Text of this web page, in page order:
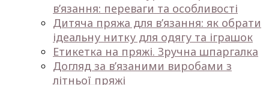
в’язання: переваги та особливості
Дитяча пряжа для в’язання: як обрати
ідеальну нитку для одягу та іграшок
Етикетка на пряжі. Зручна шпаргалка
Догляд за в’язаними виробами з
літньої пряжі